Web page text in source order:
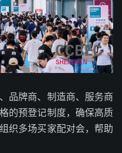
品牌商、制造商、服务商
的预登记制度，确保高质
织多场买家配对会，帮助